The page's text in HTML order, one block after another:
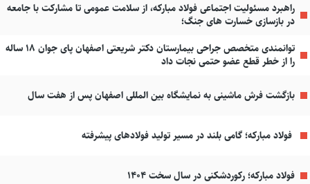
راهبرد مسئولیت اجتماعی فولاد مبارکه، از سلامت عمومی تا مشارکت با جامعه
در بازسازی خسارت های جنگ؛
توانمندی متخصص جراحی بیمارستان دکتر شریعتی اصفهان پای جوان ۱۸ ساله
را از خطر قطع عضو حتمی نجات داد
بازگشت فرش ماشینی به نمایشگاه بین المللی اصفهان پس از هفت سال
فولاد مبارکه؛ گامی بلند در مسیر تولید فولادهای پیشرفته
فولاد مبارکه؛ رکوردشکنی در سال سخت ۱۴۰۴